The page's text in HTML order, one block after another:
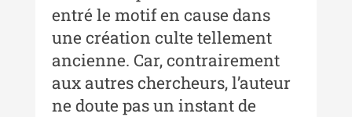
Moldovei - XXI / 2021
Anuarul Muzeului Etnografic al
Moldovei - XX / 2020
Indexul Complet
entré le motif en cause dans
une création culte tellement
ancienne. Car, contrairement
aux autres chercheurs, l’auteur
ne doute pas un instant de